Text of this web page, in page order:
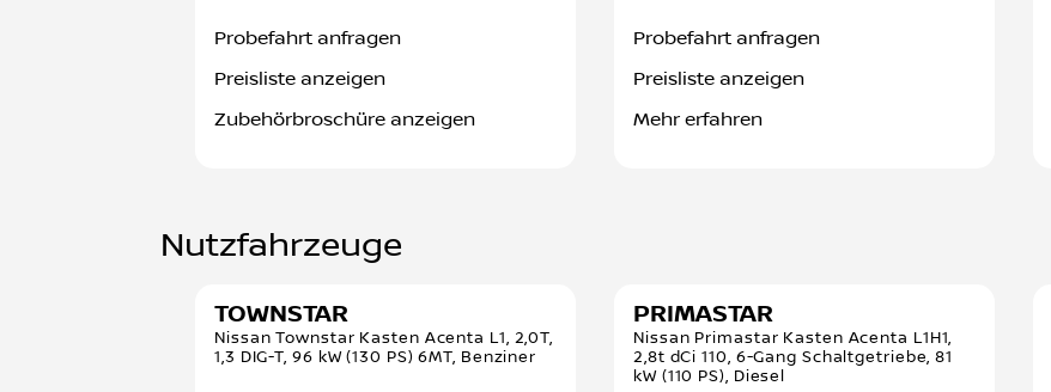
Probefahrt anfragen
Preisliste anzeigen
Zubehörbroschüre anzeigen
Probefahrt anfragen
Preisliste anzeigen
Mehr erfahren
Nutzfahrzeuge
TOWNSTAR
Nissan Townstar Kasten Acenta L1, 2,0T,
1,3 DIG-T, 96 kW (130 PS) 6MT, Benziner
PRIMASTAR
Nissan Primastar Kasten Acenta L1H1,
2,8t dCi 110, 6-Gang Schaltgetriebe, 81
kW (110 PS), Diesel